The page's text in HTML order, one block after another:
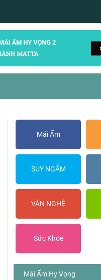
Mái Ấm
SUY NGẪM
VĂN NGHỆ
Sức Khỏe
Mái Ấm Hy Vọng